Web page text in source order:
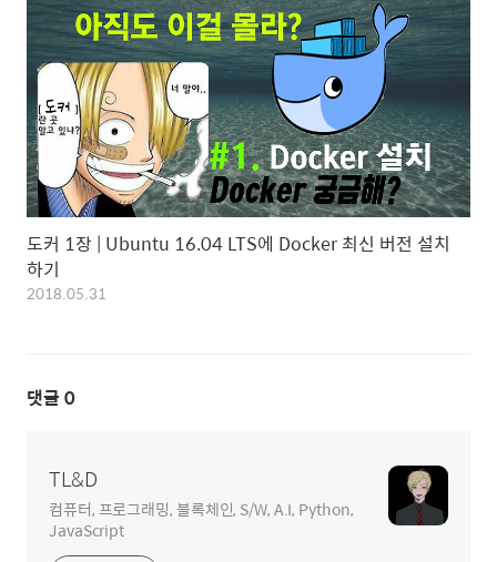
도커 1장 | Ubuntu 16.04 LTS에 Docker 최신 버전 설치
하기
2018.05.31
댓글 0
TL&D
컴퓨터, 프로그래밍, 블록체인, S/W, A.I, Python,
JavaScript